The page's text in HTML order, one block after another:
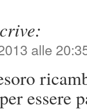
alle
essere